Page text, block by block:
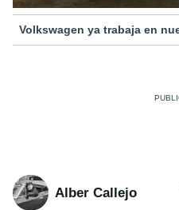
Volkswagen ya trabaja en
Alber Callejo